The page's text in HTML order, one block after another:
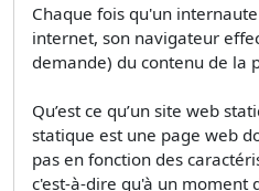
Chaque fois qu'un
internet, son navigateur
demande) du contenu de la
Qu’est ce qu’un site web
statique est une page web
pas en fonction des
c'est-à-dire qu'à un moment